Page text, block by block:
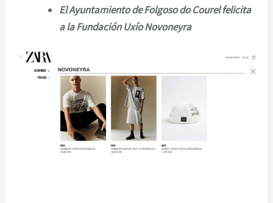
El Ayuntamiento de Folgoso do Courel felicita
a la Fundación Uxío Novoneyra